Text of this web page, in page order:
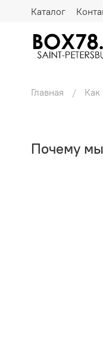
Каталог
Главная Как
Почему